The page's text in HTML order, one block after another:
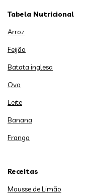
Tabela Nutricional
Arroz
Feijão
Batata inglesa
Ovo
Leite
Banana
Frango
Receitas
Mousse de Limão